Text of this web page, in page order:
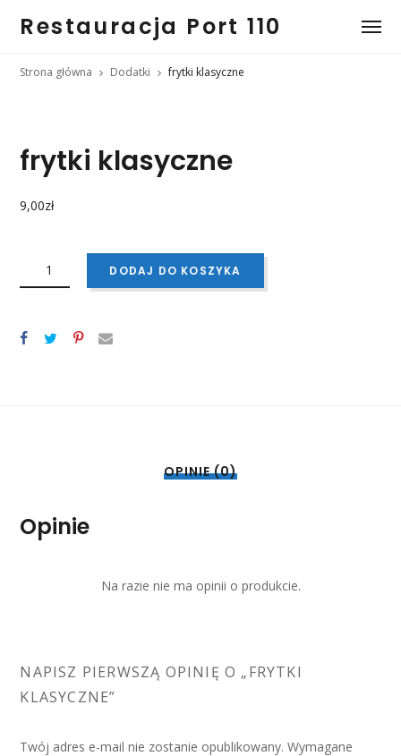
Restauracja Port 110
Strona główna Dodatki frytki klasyczne
frytki klasyczne
9,00zł
FRYTKI
KLASYCZNE DODAJ DO KOSZYKA
OPINIE (0)
Opinie
Na razie nie ma opinii o produkcie.
NAPISZ PIERWSZĄ OPINIĘ O „FRYTKI
KLASYCZNE”
Twój adres e-mail nie zostanie opublikowany. Wymagane